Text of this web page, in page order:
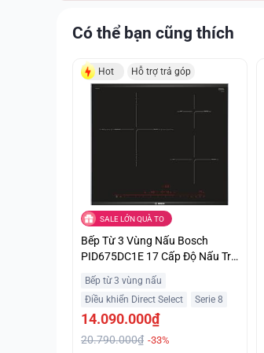
Có thể bạn cũng thích
Hot Hỗ trợ trả góp
SALE LỚN QUÀ TO
Bếp Từ 3 Vùng Nấu Bosch
PID675DC1E 17 Cấp Độ Nấu Trả
Bếp từ 3 vùng nấu
Điều khiển Direct Select
Serie 8
14.090.000₫
20.790.000₫ -33%